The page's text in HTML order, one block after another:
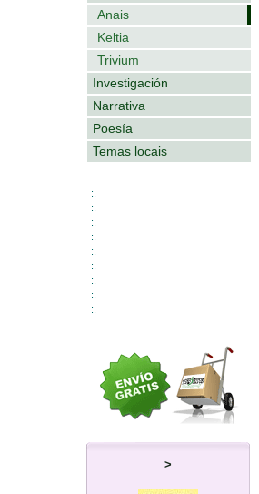
Anais
Keltia
Trivium
Investigación
Narrativa
Poesía
Temas locais
:.
:.
:.
:.
:.
:.
:.
:.
:.
>